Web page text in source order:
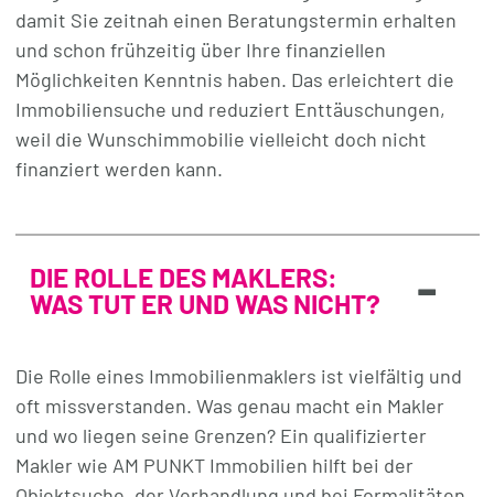
damit Sie zeitnah einen Beratungstermin erhalten
und schon frühzeitig über Ihre finanziellen
Möglichkeiten Kenntnis haben. Das erleichtert die
Immobiliensuche und reduziert Enttäuschungen,
weil die Wunschimmobilie vielleicht doch nicht
finanziert werden kann.
DIE ROLLE DES MAKLERS:
WAS TUT ER UND WAS NICHT?
-
Die Rolle eines Immobilienmaklers ist vielfältig und
oft missverstanden. Was genau macht ein Makler
und wo liegen seine Grenzen? Ein qualifizierter
Makler wie AM PUNKT Immobilien hilft bei der